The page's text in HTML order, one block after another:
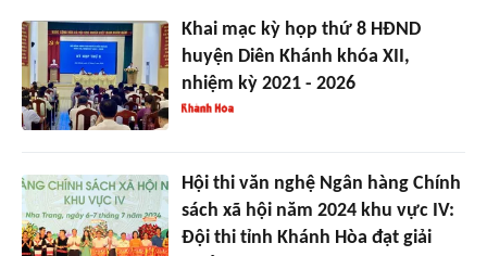
Khai mạc kỳ họp thứ 8 HĐND
huyện Diên Khánh khóa XII,
nhiệm kỳ 2021 - 2026
Hội thi văn nghệ Ngân hàng Chính
sách xã hội năm 2024 khu vực IV:
Đội thi tỉnh Khánh Hòa đạt giải